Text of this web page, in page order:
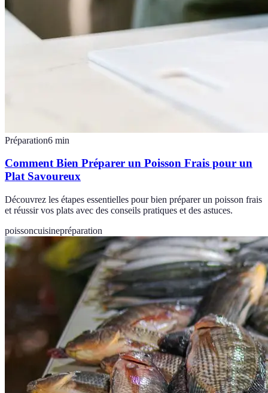
Préparation6 min
Comment Bien Préparer un Poisson Frais pour un
Plat Savoureux
Découvrez les étapes essentielles pour bien préparer un poisson frais
et réussir vos plats avec des conseils pratiques et des astuces.
poissoncuisinepréparation